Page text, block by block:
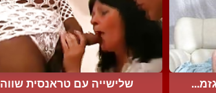
שלישייה עם טראנסית שווה